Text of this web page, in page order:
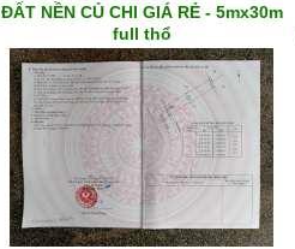
ĐẤT NỀN CỦ CHI GIÁ RẺ - 5mx30m
full thổ